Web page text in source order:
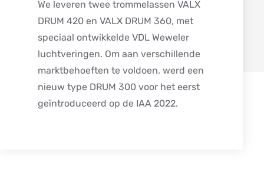
We leveren twee trommelassen VALX
DRUM 420 en VALX DRUM 360, met
speciaal ontwikkelde VDL Weweler
luchtveringen. Om aan verschillende
marktbehoeften te voldoen, werd een
nieuw type DRUM 300 voor het eerst
geïntroduceerd op de IAA 2022.